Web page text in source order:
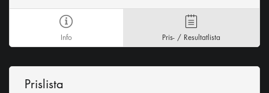
Info Pris- / Resultatlista
Prislista